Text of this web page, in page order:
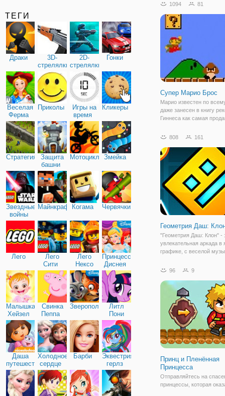
ТЕГИ
Драки
3D-
стрелялки
2D-
стрелялки
Гонки
Веселая
Ферма
Приколы
Игры на
время
Кликеры
Стратегия
Защита
башни
МотоциклыЗмейка
Звездные
войны
МайнкрафтКогама Червячки
Лего
Лего
Сити
Лего
Нексо
Найтс
Принцессы
Диснея
Малышка
Хейзел
Свинка
Пеппа
Зверополис
Литл
Пони
Дружба
Даша
путешественница
Холодное
сердце
Барби
Эквестрия
герлз
1094 81
Супер Марио Брос
Марио известен по
даже занесен в книгу
Гиннеса как самая
на этой игре и у многих
Хотите узнать, в чем
Тогда
808 161
Геометрия Даш:
"Геометрия Даш: Клон" -
увлекательная аркада в
графике, с веселой
сложными
процесс основательно.
перемещаться при
96 9
Принц и Пленённая
Принцесса
Отправляйтесь на
принцессы, которая